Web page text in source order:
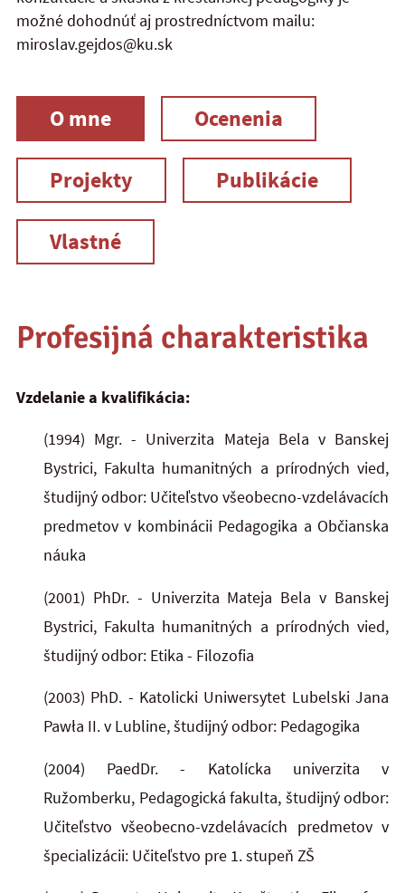
možné dohodnúť aj prostredníctvom mailu:
miroslav.gejdos@ku.sk
O mne Ocenenia
Projekty Publikácie
Vlastné
Profesijná charakteristika
Vzdelanie a kvalifikácia:
(1994) Mgr. - Univerzita Mateja Bela v Banskej
Bystrici, Fakulta humanitných a prírodných vied,
študijný odbor: Učiteľstvo všeobecno-vzdelávacích
predmetov v kombinácii Pedagogika a Občianska
náuka
(2001) PhDr. - Univerzita Mateja Bela v Banskej
Bystrici, Fakulta humanitných a prírodných vied,
študijný odbor: Etika - Filozofia
(2003) PhD. - Katolicki Uniwersytet Lubelski Jana
Pawła II. v Lubline, študijný odbor: Pedagogika
(2004) PaedDr. - Katolícka univerzita v
Ružomberku, Pedagogická fakulta, študijný odbor:
Učiteľstvo všeobecno-vzdelávacích predmetov v
špecializácii: Učiteľstvo pre 1. stupeň ZŠ